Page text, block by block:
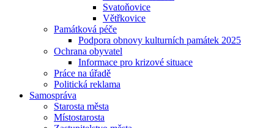
Svatoňovice
Větřkovice
Památková péče
Podpora obnovy kulturních památek 2025
Ochrana obyvatel
Informace pro krizové situace
Práce na úřadě
Politická reklama
Samospráva
Starosta města
Místostarosta